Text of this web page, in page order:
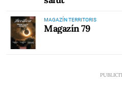
MAGAZÍN TERRITORIS
Magazín 79